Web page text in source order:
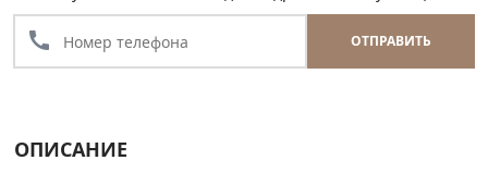
call ОТПРАВИТЬ
ОПИСАНИЕ